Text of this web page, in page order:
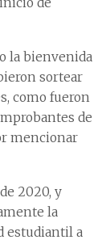
la bienvenida
sortear
como fueron
de
mencionar
2020, y
la
estudiantil a